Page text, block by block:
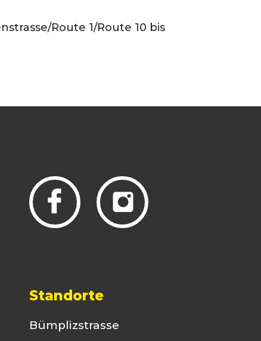
Route 1/Route 10 bis
Standorte
Bümplizstrasse